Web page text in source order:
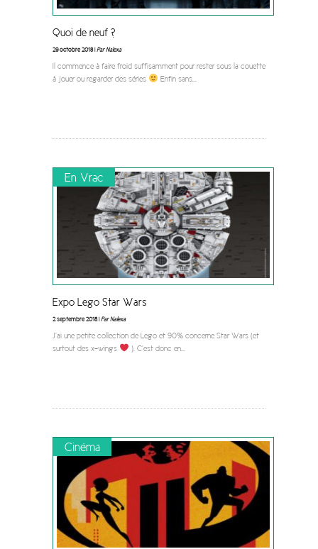
Quoi de neuf ?
29 octobre 2018 |Par Nalexa
Il commence à faire froid suffisamment pour rester sous la couette
à jouer ou regarder des séries
Enfin sans...
En Vrac
Expo Lego Star Wars
2 septembre 2018 |Par Nalexa
J’ai une petite collection de Lego et 90% concerne Star Wars (et
surtout des x-wings
). C’est donc en...
Cinéma